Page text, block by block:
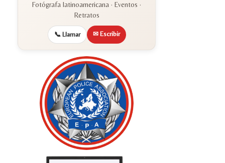
Fotógrafa latinoamericana · Eventos ·
Retratos
📞 Llamar ✉ Escribir